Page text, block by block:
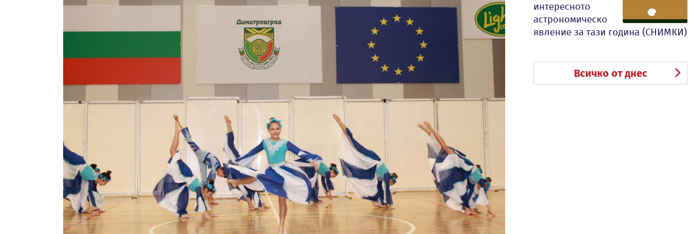
интересното
астрономическо
явление за тази година (СНИМКИ)
Всичко от днес